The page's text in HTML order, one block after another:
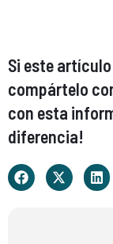
Si este
compártelo
con esta
diferencia!